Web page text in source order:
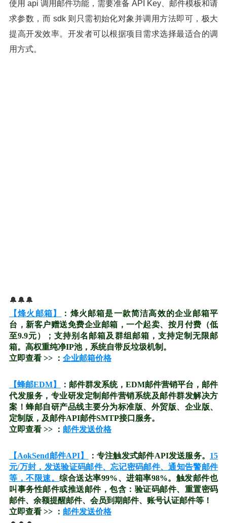
使用 api 调用邮件功能，需要准备 API Key、邮件模板和请
求参数，而 sdk 则只需初始化对象并调用方法即可，极大
提高开发效率。开发者可以根据项目需求选择最适合的调
用方式。
🔔🔔🔔
【烽火邮箱】
：烽火邮箱是一款简洁高效的企业邮箱平
台，新客户赠送免费企业邮箱，一个起卖、按月付费（低
至9.9元）；支持别名邮箱及群组邮箱，支持定制无限邮
箱。高权重纯净IP池，系统自带反垃圾机制。
立即查看 >> ： 企业邮箱价格
【蜂邮EDM】
：邮件群发系统，EDM邮件营销平台，邮件
代发服务，专业研发定制邮件营销系统及邮件群发解决方
案！蜂邮自研产品线主要分为标准版、外贸版、企业版、
定制版，及邮件API邮件SMTP接口服务。
立即查看 >> ： 邮件发送价格
【AokSend邮件API】 ：专注触发式邮件API发送服务。 15
元/万封，发送验证码邮件、忘记密码邮件、通知告警邮件
等，不限速。综合送达率99%、进箱率98%。触发邮件也
叫事务性邮件或推送邮件，包含：验证码邮件、重置密码
邮件、余额提醒邮件、会员到期邮件、账号认证邮件等！
立即查看 >> ： 邮件发送价格